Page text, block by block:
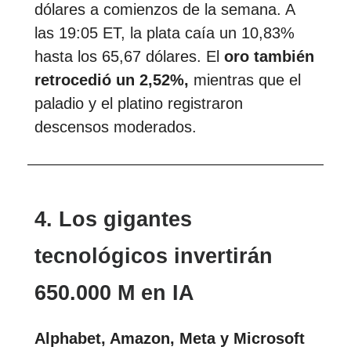
dólares a comienzos de la semana. A
las 19:05 ET, la plata caía un 10,83%
hasta los 65,67 dólares. El oro también
retrocedió un 2,52%, mientras que el
paladio y el platino registraron
descensos moderados.
4. Los gigantes
tecnológicos invertirán
650.000 M en IA
Alphabet, Amazon, Meta y Microsoft